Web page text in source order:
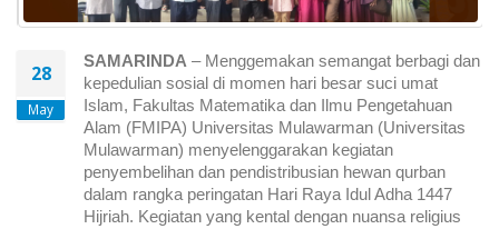
28
May
SAMARINDA – Menggemakan semangat berbagi dan
kepedulian sosial di momen hari besar suci umat
Islam, Fakultas Matematika dan Ilmu Pengetahuan
Alam (FMIPA) Universitas Mulawarman (Universitas
Mulawarman) menyelenggarakan kegiatan
penyembelihan dan pendistribusian hewan qurban
dalam rangka peringatan Hari Raya Idul Adha 1447
Hijriah. Kegiatan yang kental dengan nuansa religius